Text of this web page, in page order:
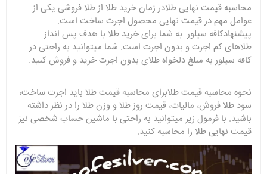
محاسبه قیمت نهایی طلادر زمان خرید طلا از طلا فروشی یکی از
عوامل مهم در قیمت نهایی محصول اجرت ساخت است.
پیشنهادکافه سیلور به شما برای خرید طلا با هدف پس انداز
طلاهای کم اجرت و بدون اجرت است. شما میتوانید به راحتی در
کافه سیلور به مبلغ دلخواه طلای بدون اجرت خرید و فروش کنید.
نحوه محاسبه قیمت طلابرای محاسبه قیمت طلا باید اجرت ساخت،
سود طلا فروش، مالیات، قیمت روز طلا و وزن طلا را در نظر داشته
باشید. با فرمول زیر میتوانید به راحتی با ماشین حساب شخصی نیز
قیمت نهایی طلا را محاسبه کنید.